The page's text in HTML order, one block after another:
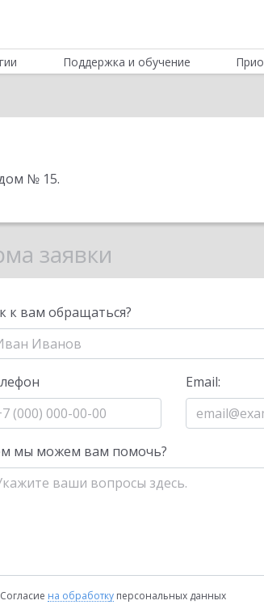
Поддержка и обучение
дом № 15.
заявки
к вам обращаться?
Email:
мы можем вам помочь?
Согласие на обработку персональных данных